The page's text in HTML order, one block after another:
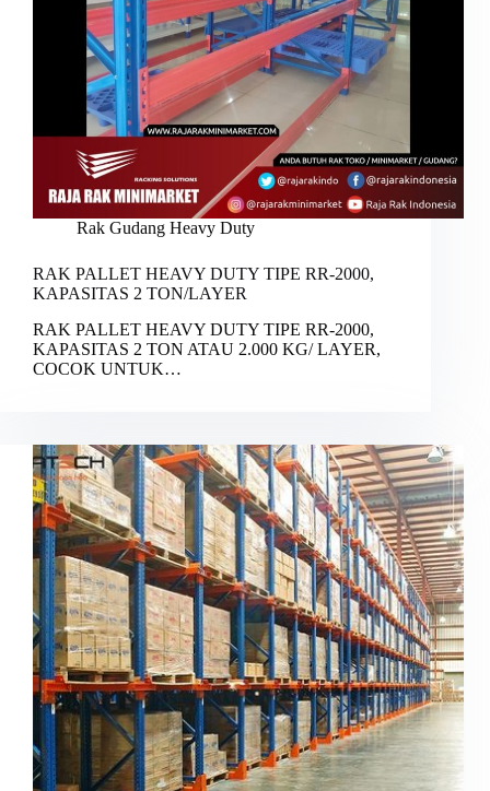
Rak Gudang Heavy Duty
RAK PALLET HEAVY DUTY TIPE RR-2000,
KAPASITAS 2 TON/LAYER
RAK PALLET HEAVY DUTY TIPE RR-2000,
KAPASITAS 2 TON ATAU 2.000 KG/ LAYER,
COCOK UNTUK…